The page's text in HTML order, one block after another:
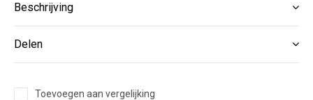
Beschrijving
Delen
Toevoegen aan vergelijking